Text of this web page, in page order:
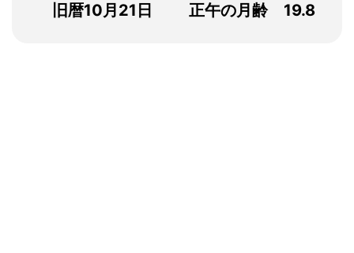
旧暦10月21日 正午の月齢 19.8